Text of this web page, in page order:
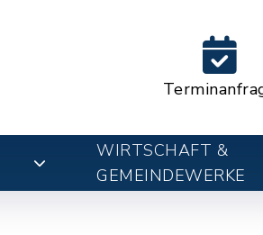
WIRTSCHAFT &
GEMEINDEWERKE